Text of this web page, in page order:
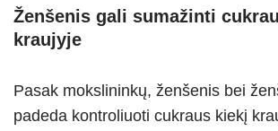
Ženšenis gali sumažinti
kraujyje
Pasak mokslininkų, ženšenis bei
padeda kontroliuoti cukraus kiekį